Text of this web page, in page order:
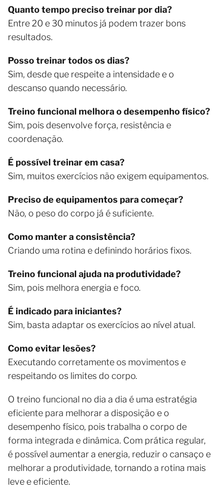
Quanto tempo preciso treinar por dia?
Entre 20 e 30 minutos já podem trazer bons
resultados.
Posso treinar todos os dias?
Sim, desde que respeite a intensidade e o
descanso quando necessário.
Treino funcional melhora o desempenho físico?
Sim, pois desenvolve força, resistência e
coordenação.
É possível treinar em casa?
Sim, muitos exercícios não exigem equipamentos.
Preciso de equipamentos para começar?
Não, o peso do corpo já é suficiente.
Como manter a consistência?
Criando uma rotina e definindo horários fixos.
Treino funcional ajuda na produtividade?
Sim, pois melhora energia e foco.
É indicado para iniciantes?
Sim, basta adaptar os exercícios ao nível atual.
Como evitar lesões?
Executando corretamente os movimentos e
respeitando os limites do corpo.
O treino funcional no dia a dia é uma estratégia
eficiente para melhorar a disposição e o
desempenho físico, pois trabalha o corpo de
forma integrada e dinâmica. Com prática regular,
é possível aumentar a energia, reduzir o cansaço e
melhorar a produtividade, tornando a rotina mais
leve e eficiente.